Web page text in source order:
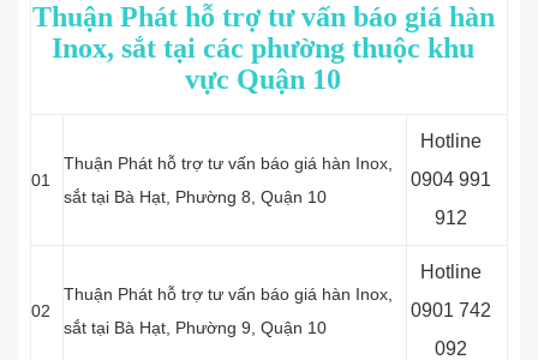
Thuận Phát hỗ trợ tư vấn báo giá hàn
Inox, sắt tại các phường thuộc khu
vực Quận 10
01
Thuận Phát hỗ trợ tư vấn báo giá hàn Inox,
sắt tại Bà Hạt, Phường 8, Quận 10
Hotline
0904 991
912
02
Thuận Phát hỗ trợ tư vấn báo giá hàn Inox,
sắt tại Bà Hạt, Phường 9, Quận 10
Hotline
0901 742
092